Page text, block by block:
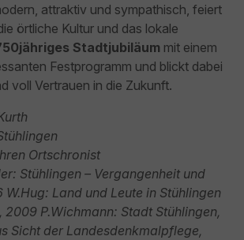
attraktiv und sympathisch, feiert
örtliche Kultur und das lokale
Stadtjubiläum mit einem
Festprogramm und blickt dabei
voll Vertrauen in die Zukunft.
Ortschronist
Stühlingen – Vergangenheit und
W.Hug: Land und Leute in Stühlingen
2009 P.Wichmann: Stadt Stühlingen,
Sicht der Landesdenkmalpflege,